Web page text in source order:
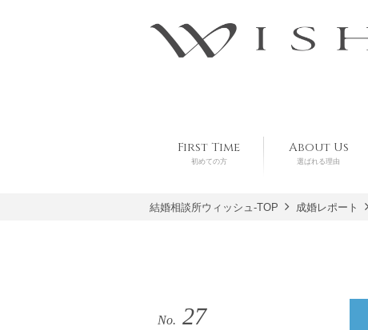
First Time
初めての方
About Us
選ばれる理由
結婚相談所ウィッシュ-TOP 成婚レポート
No. 27